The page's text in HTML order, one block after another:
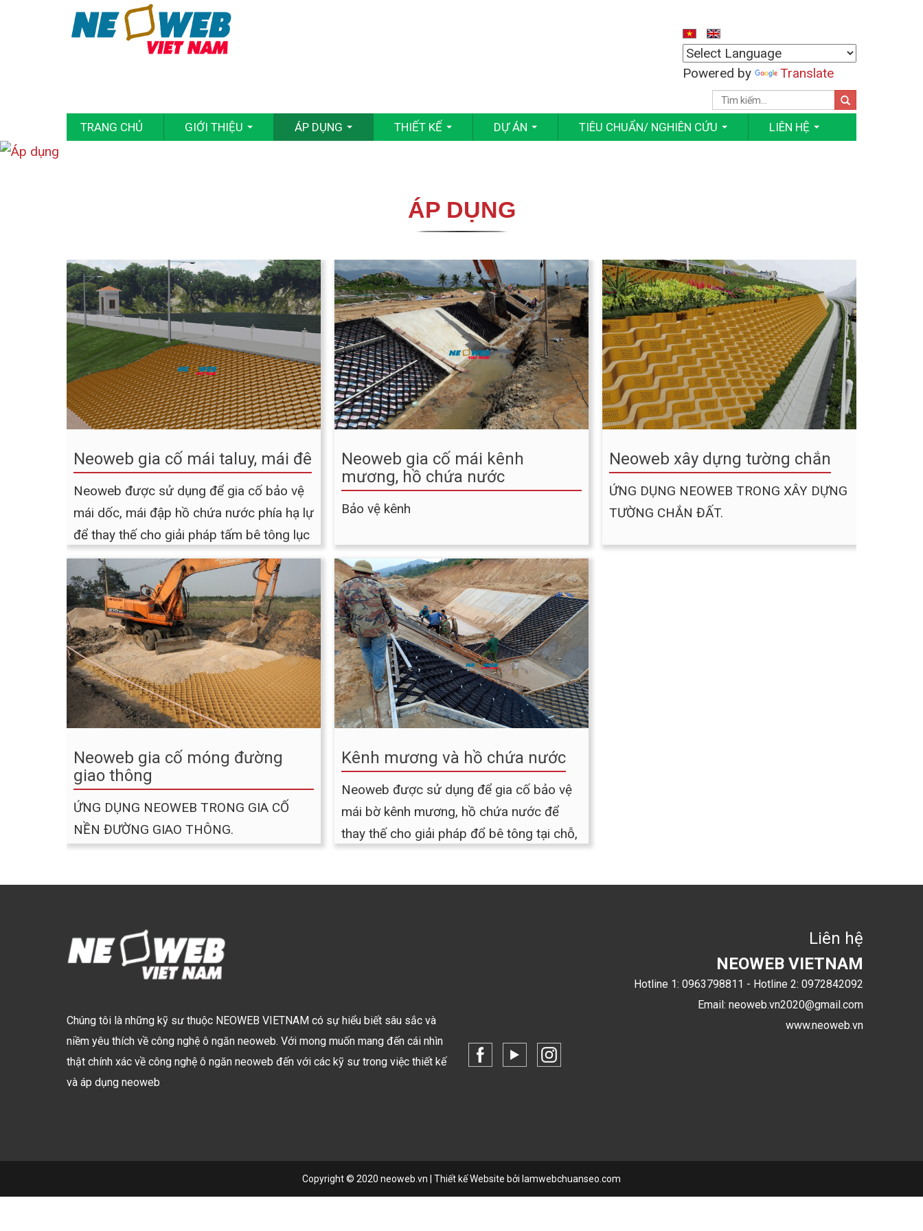
Powered by Translate
TRANG CHỦ GIỚI THIỆU ÁP DỤNG THIẾT KẾ DỰ ÁN TIÊU CHUẨN/ NGHIÊN CỨU LIÊN HỆ
ÁP DỤNG
Neoweb gia cố mái taluy, mái đê
Neoweb được sử dụng để gia cố bảo vệ
mái dốc, mái đập hồ chứa nước phía hạ lự
để thay thế cho giải pháp tấm bê tông lục
lăng, giải pháp tấm BTXM lắp ghép hay
các giải pháp hiện nay đang được sử
dụng. Neoweb khi áp dụng gia cố mái
kênh mương và hồ chứa nước sẽ có các
dạng áp dụng chính như sau:
Neoweb gia cố mái kênh
mương, hồ chứa nước
Bảo vệ kênh
Neoweb xây dựng tường chắn
ỨNG DỤNG NEOWEB TRONG XÂY DỰNG
TƯỜNG CHẮN ĐẤT.
Neoweb gia cố móng đường
giao thông
ỨNG DỤNG NEOWEB TRONG GIA CỐ
NỀN ĐƯỜNG GIAO THÔNG.
Kênh mương và hồ chứa nước
Neoweb được sử dụng để gia cố bảo vệ
mái bờ kênh mương, hồ chứa nước để
thay thế cho giải pháp đổ bê tông tại chỗ,
Chúng tôi là những kỹ sư thuộc NEOWEB VIETNAM có sự hiểu biết sâu sắc và
niềm yêu thích về công nghệ ô ngăn neoweb. Với mong muốn mang đến cái nhìn
thật chính xác về công nghệ ô ngăn neoweb đến với các kỹ sư trong việc thiết kế
và áp dụng neoweb
Liên hệ
NEOWEB VIETNAM
Hotline 1: 0963798811 - Hotline 2: 0972842092
Email: neoweb.vn2020@gmail.com
www.neoweb.vn
Copyright © 2020 neoweb.vn Thiết kế Website bởi lamwebchuanseo.com